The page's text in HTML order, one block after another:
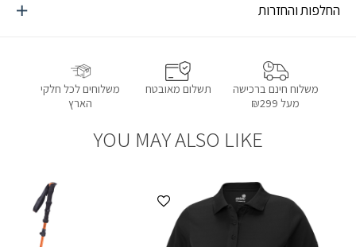
החלפות והחזרות
משלוח חינם ברכישה
מעל ₪299
תשלום מאובטח
משלוחים לכל חלקי
הארץ
YOU MAY ALSO LIKE
הוספה למועדפים